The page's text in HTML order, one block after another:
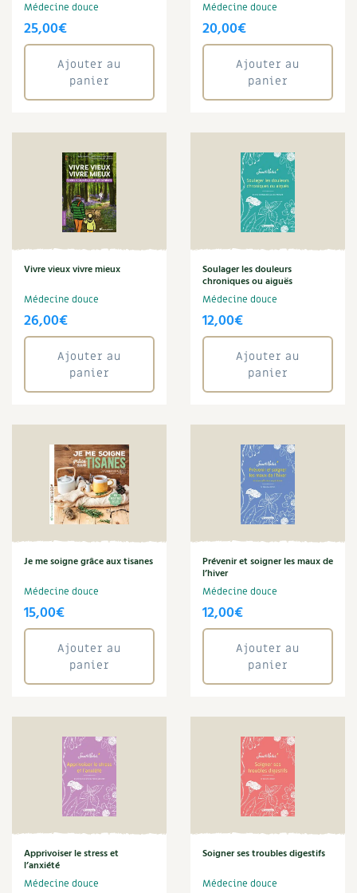
Médecine douce
25,00€
Ajouter au
panier
Médecine douce
20,00€
Ajouter au
panier
Vivre vieux vivre mieux
Médecine douce
26,00€
Ajouter au
panier
Soulager les douleurs
chroniques ou aiguës
Médecine douce
12,00€
Ajouter au
panier
Je me soigne grâce aux tisanes
Médecine douce
15,00€
Ajouter au
panier
Prévenir et soigner les maux de
l’hiver
Médecine douce
12,00€
Ajouter au
panier
Apprivoiser le stress et
l’anxiété
Médecine douce
Soigner ses troubles digestifs
Médecine douce